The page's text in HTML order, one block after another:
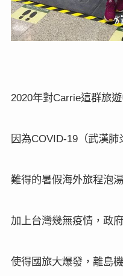
2020年對Carrie這群旅
因為COVID-19（武漢肺
難得的暑假海外旅程泡湯
加上台灣幾無疫情，政
使得國旅大爆發，離島